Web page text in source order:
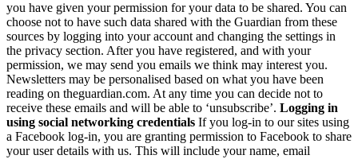
you have given your permission for your data to be shared. You can
choose not to have such data shared with the Guardian from these
sources by logging into your account and changing the settings in
the privacy section. After you have registered, and with your
permission, we may send you emails we think may interest you.
Newsletters may be personalised based on what you have been
reading on theguardian.com. At any time you can decide not to
receive these emails and will be able to ‘unsubscribe’. Logging in
using social networking credentials If you log-in to our sites using
a Facebook log-in, you are granting permission to Facebook to share
your user details with us. This will include your name, email